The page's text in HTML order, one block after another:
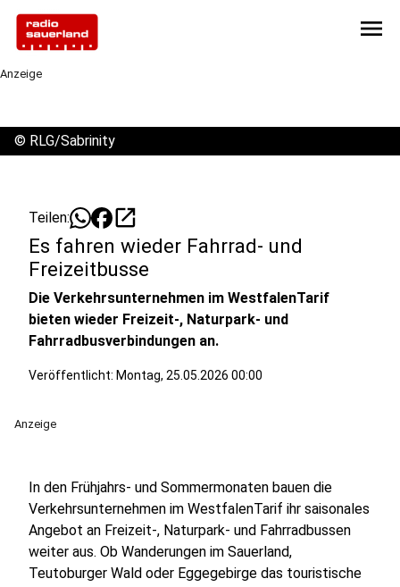
menu
Anzeige
© RLG/Sabrinity
Teilen: open_in_new
Es fahren wieder Fahrrad- und
Freizeitbusse
Die Verkehrsunternehmen im WestfalenTarif
bieten wieder Freizeit-, Naturpark- und
Fahrradbusverbindungen an.
Veröffentlicht: Montag, 25.05.2026 00:00
Anzeige
In den Frühjahrs- und Sommermonaten bauen die
Verkehrsunternehmen im WestfalenTarif ihr saisonales
Angebot an Freizeit-, Naturpark- und Fahrradbussen
weiter aus. Ob Wanderungen im Sauerland,
Teutoburger Wald oder Eggegebirge das touristische